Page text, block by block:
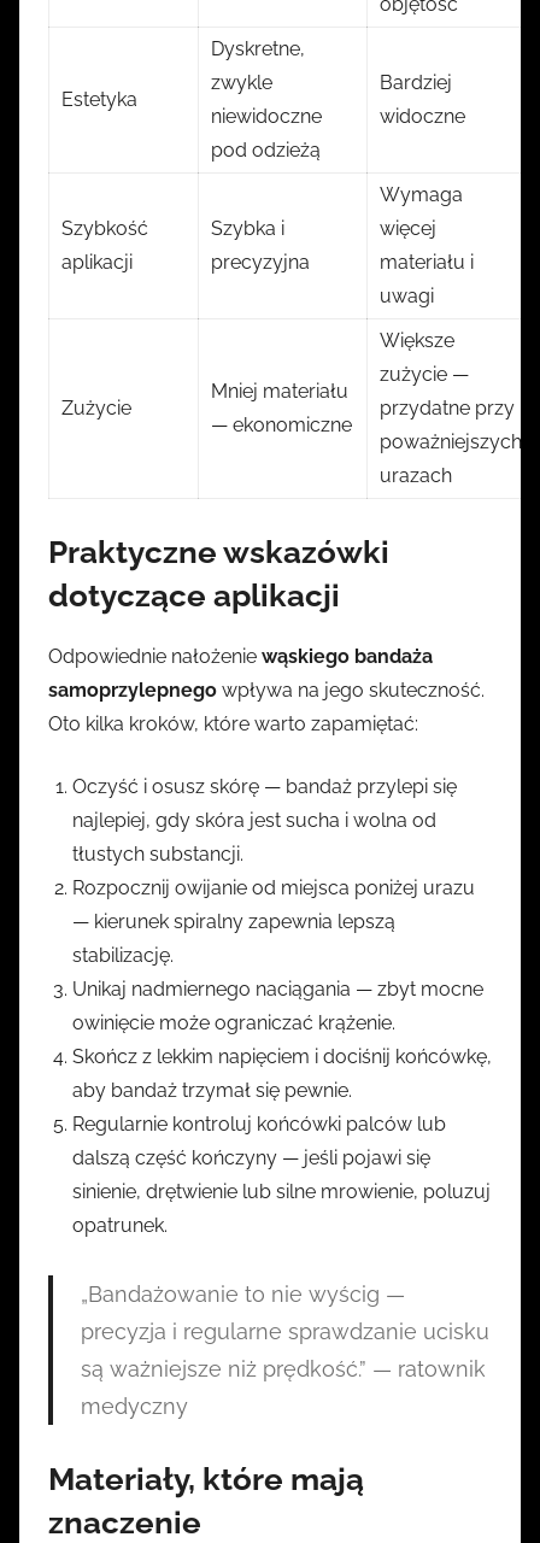
Estetyka
Dyskretne,
zwykle
niewidoczne
pod odzieżą
Bardziej
widoczne
Szybkość
aplikacji
Szybka i
precyzyjna
Wymaga
więcej
materiału i
uwagi
Zużycie
Mniej materiału
— ekonomiczne
Większe
zużycie —
przydatne przy
poważniejszych
urazach
Praktyczne wskazówki
dotyczące aplikacji
Odpowiednie nałożenie wąskiego bandaża
samoprzylepnego wpływa na jego skuteczność.
Oto kilka kroków, które warto zapamiętać:
Oczyść i osusz skórę — bandaż przylepi się
najlepiej, gdy skóra jest sucha i wolna od
tłustych substancji.
Rozpocznij owijanie od miejsca poniżej urazu
— kierunek spiralny zapewnia lepszą
stabilizację.
Unikaj nadmiernego naciągania — zbyt mocne
owinięcie może ograniczać krążenie.
Skończ z lekkim napięciem i dociśnij końcówkę,
aby bandaż trzymał się pewnie.
Regularnie kontroluj końcówki palców lub
dalszą część kończyny — jeśli pojawi się
sinienie, drętwienie lub silne mrowienie, poluzuj
opatrunek.
„Bandażowanie to nie wyścig —
precyzja i regularne sprawdzanie ucisku
są ważniejsze niż prędkość.” — ratownik
medyczny
Materiały, które mają
znaczenie